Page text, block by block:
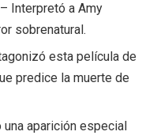
– Interpretó a Amy
sobrenatural.
esta película de
predice la muerte de
una aparición especial